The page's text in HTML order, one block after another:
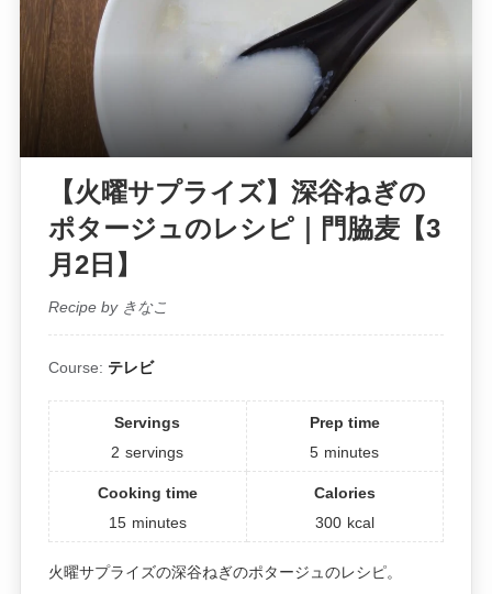
【火曜サプライズ】深谷ねぎの
ポタージュのレシピ｜門脇麦【3
月2日】
Recipe by きなこ
Course: テレビ
Servings
2 servings
Prep time
5 minutes
Cooking time
15 minutes
Calories
300 kcal
火曜サプライズの深谷ねぎのポタージュのレシピ。